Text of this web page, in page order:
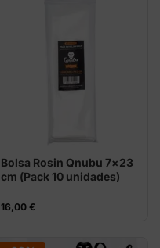
Bolsa Rosin Qnubu 7×23
cm (Pack 10 unidades)
16,00 €